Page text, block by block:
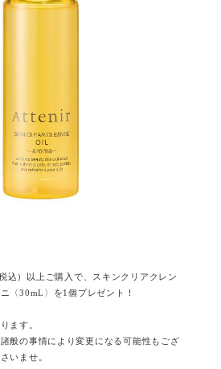
込）以上ご購入で、スキンクリアクレン
〈30mL〉を1個プレゼント！
ます。
般の事情により変更になる可能性もござ
いませ。